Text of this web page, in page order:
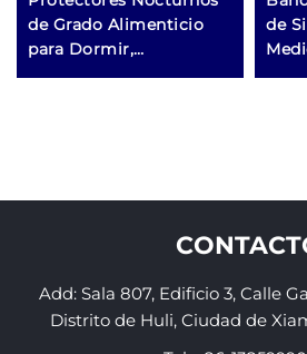
de Grado Alimenticio
para Dormir,
Antiparatónicos,
Blanqueamiento Dental
de
Add: Sala 807, Edificio 3, Calle
Distrito de Huli, Ciudad de